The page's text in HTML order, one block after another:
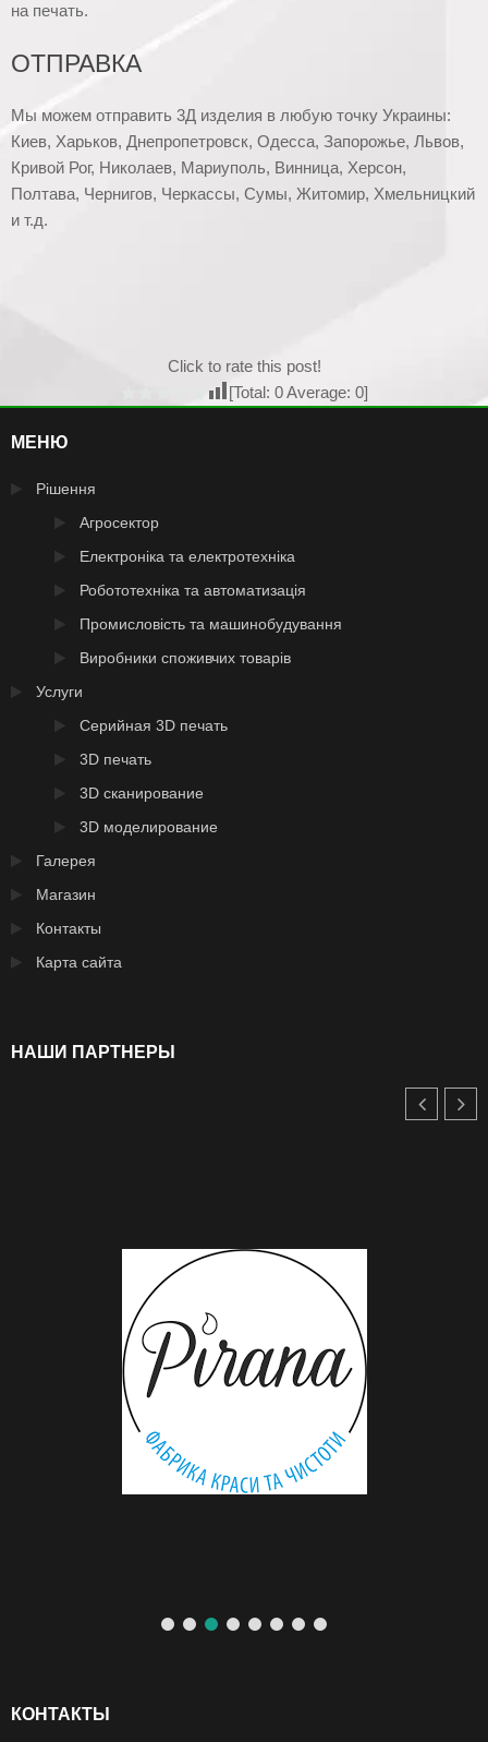
на печать.
ОТПРАВКА
Мы можем отправить 3Д изделия в любую точку Украины:
Киев, Харьков, Днепропетровск, Одесса, Запорожье, Львов,
Кривой Рог, Николаев, Мариуполь, Винница, Херсон,
Полтава, Чернигов, Черкассы, Сумы, Житомир, Хмельницкий
и т.д.
Click to rate this post!
[Total: 0Average: 0]
МЕНЮ
Рішення
Агросектор
Електроніка та електротехніка
Робототехніка та автоматизація
Промисловість та машинобудування
Виробники споживчих товарів
Услуги
Серийная 3D печать
3D печать
3D сканирование
3D моделирование
Галерея
Магазин
Контакты
Карта сайта
НАШИ ПАРТНЕРЫ
КОНТАКТЫ